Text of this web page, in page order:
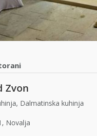
Zvon
Dalmatinska kuhinja
Novalja